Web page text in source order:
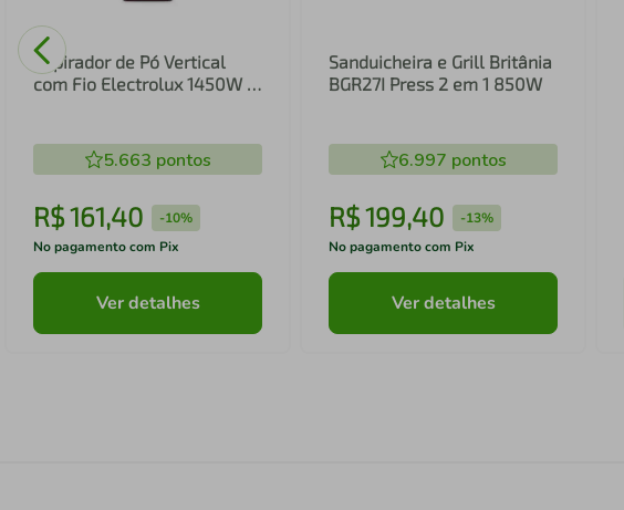
Aspirador de Pó Vertical
com Fio Electrolux 1450W 2
5.663 pontos
R$161,40 -10%
No pagamento com Pix
Ver detalhes
Sanduicheira e Grill Britânia
BGR27I Press 2 em 1 850W
6.997 pontos
R$199,40 -13%
No pagamento com Pix
Ver detalhes